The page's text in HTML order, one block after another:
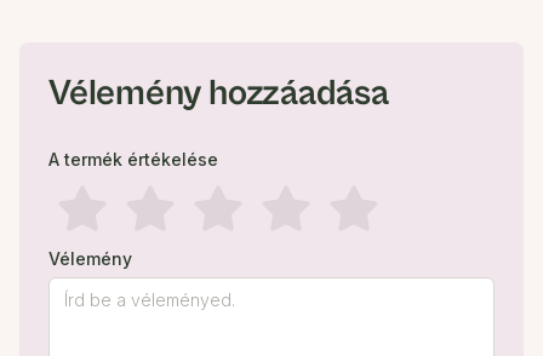
Vélemény hozzáadása
A termék értékelése
Vélemény